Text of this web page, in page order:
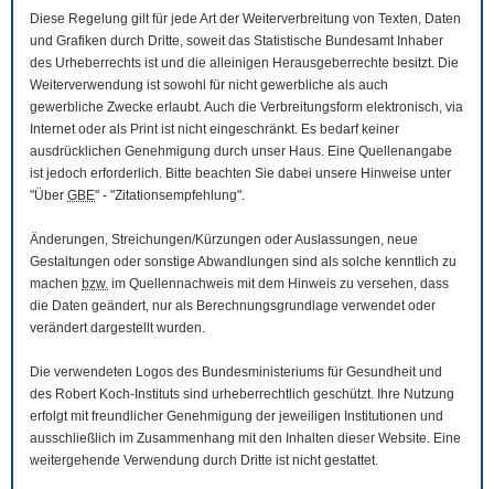
Diese Regelung gilt für jede Art der Weiterverbreitung von Texten, Daten
und Grafiken durch Dritte, soweit das Statistische Bundesamt Inhaber
des Urheberrechts ist und die alleinigen Herausgeberrechte besitzt. Die
Weiterverwendung ist sowohl für nicht gewerbliche als auch
gewerbliche Zwecke erlaubt. Auch die Verbreitungsform elektronisch, via
Internet oder als Print ist nicht eingeschränkt. Es bedarf keiner
ausdrücklichen Genehmigung durch unser Haus. Eine Quellenangabe
ist jedoch erforderlich. Bitte beachten Sie dabei unsere Hinweise unter
"Über GBE" - "Zitationsempfehlung".
Änderungen, Streichungen/Kürzungen oder Auslassungen, neue
Gestaltungen oder sonstige Abwandlungen sind als solche kenntlich zu
machen bzw. im Quellennachweis mit dem Hinweis zu versehen, dass
die Daten geändert, nur als Berechnungsgrundlage verwendet oder
verändert dargestellt wurden.
Die verwendeten Logos des Bundesministeriums für Gesundheit und
des Robert Koch-Instituts sind urheberrechtlich geschützt. Ihre Nutzung
erfolgt mit freundlicher Genehmigung der jeweiligen Institutionen und
ausschließlich im Zusammenhang mit den Inhalten dieser Website. Eine
weitergehende Verwendung durch Dritte ist nicht gestattet.